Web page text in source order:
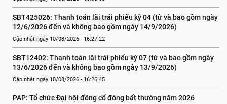
SBT425026: Thanh toán lãi trái phiếu kỳ 04 (từ và bao gồm ngày
12/6/2026 đến và không bao gồm ngày 14/9/2026)
Cập nhật ngày 10/08/2026 - 16:27:22
SBT12402: Thanh toán lãi trái phiếu kỳ 07 (từ và bao gồm ngày
13/6/2026 đến và không bao gồm ngày 13/9/2026)
Cập nhật ngày 10/08/2026 - 16:26:45
PAP: Tổ chức Đại hội đồng cổ đông bất thường năm 2026